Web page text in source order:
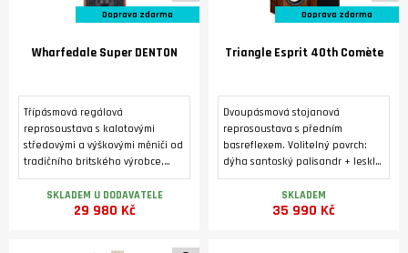
Doprava zdarma
Wharfedale Super DENTON
Třípásmová regálová
reprosoustava s kalotovými
středovými a výškovými měniči od
tradičního britského výrobce,
vyráběná ve třech barevných
variantách. Luxusní úprava s
pravou dýhou.
SKLADEM U DODAVATELE
29 980 Kč
Doprava zdarma
Triangle Esprit 40th Comète
Dvoupásmová stojanová
reprosoustava s předním
basreflexem. Volitelný povrch:
dýha santoský palisandr + lesklý
lak, nebo zlatý dub. Výškový
reproduktor 25 mm s kompozitní
hořčíkovou kalotou. Basový
SKLADEM
35 990 Kč